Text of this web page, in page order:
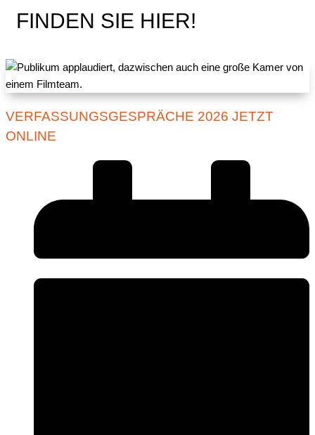
FINDEN SIE HIER!
VERFASSUNGSGESPRÄCHE 2026 JETZT
ONLINE